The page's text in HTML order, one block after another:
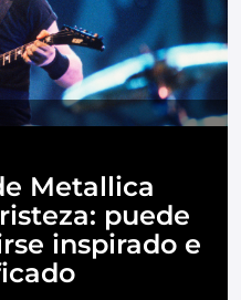
Metallica
puede
inspirado e